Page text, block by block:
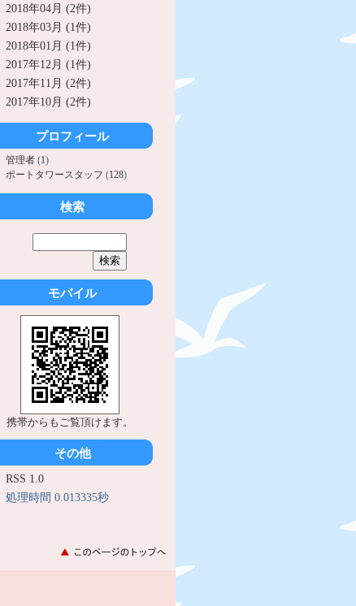
2018年04月 (2件)
2018年03月 (1件)
2018年01月 (1件)
2017年12月 (1件)
2017年11月 (2件)
2017年10月 (2件)
プロフィール
管理者 (1)
ポートタワースタッフ (128)
検索
モバイル
携帯からもご覧頂けます。
その他
RSS 1.0
処理時間 0.013335秒